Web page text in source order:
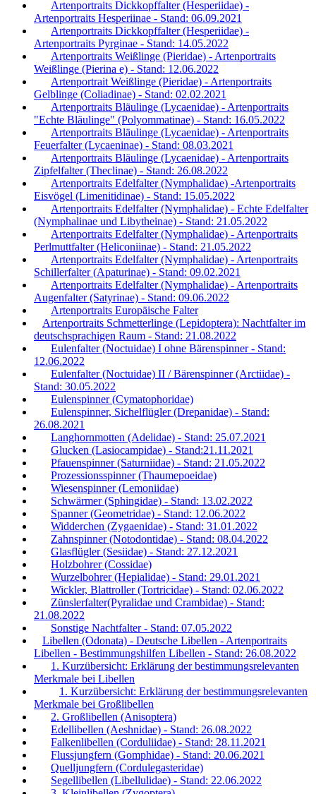
Artenportraits Dickkopffalter (Hesperiidae) -
Artenportraits Hesperiinae - Stand: 06.09.2021
Artenportraits Dickkopffalter (Hesperiidae) -
Artenportraits Pyrginae - Stand: 14.05.2022
Artenportraits Weißlinge (Pieridae) - Artenportraits
Weißlinge (Pierina e) - Stand: 12.06.2022
Artenportrait Weißlinge (Pieridae) - Artenportraits
Gelblinge (Coliadinae) - Stand: 02.02.2021
Artenportraits Bläulinge (Lycaenidae) - Artenportraits
"Echte Bläulinge" (Polyommatinae) - Stand: 16.05.2022
Artenportraits Bläulinge (Lycaenidae) - Artenportraits
Feuerfalter (Lycaeninae) - Stand: 08.03.2021
Artenportraits Bläulinge (Lycaenidae) - Artenportraits
Zipfelfalter (Theclinae) - Stand: 26.08.2022
Artenportraits Edelfalter (Nymphalidae) -Artenportraits
Eisvögel (Limenitidinae) - Stand: 15.05.2022
Artenportraits Edelfalter (Nymphalidae) - Echte Edelfalter
(Nymphalinae und Libytheinae) - Stand: 21.05.2022
Artenportraits Edelfalter (Nymphalidae) - Artenportraits
Perlmuttfalter (Heliconiinae) - Stand: 21.05.2022
Artenportraits Edelfalter (Nymphalidae) - Artenportraits
Schillerfalter (Apaturinae) - Stand: 09.02.2021
Artenportraits Edelfalter (Nymphalidae) - Artenportraits
Augenfalter (Satyrinae) - Stand: 09.06.2022
Artenportraits Europäische Falter
Artenportraits Schmetterlinge (Lepidoptera): Nachtfalter im
deutschsprachigen Raum - Stand: 21.08.2022
Eulenfalter (Noctuidae) I ohne Bärenspinner - Stand:
12.06.2022
Eulenfalter (Noctuidae) II / Bärenspinner (Arctiidae) -
Stand: 30.05.2022
Eulenspinner (Cymatophoridae)
Eulenspinner, Sichelflügler (Drepanidae) - Stand:
26.08.2021
Langhornmotten (Adelidae) - Stand: 25.07.2021
Glucken (Lasiocampidae) - Stand:21.11.2021
Pfauenspinner (Saturniidae) - Stand: 21.05.2022
Prozessionsspinner (Thaumepoeidae)
Wiesenspinner (Lemoniidae)
Schwärmer (Sphingidae) - Stand: 13.02.2022
Spanner (Geometridae) - Stand: 12.06.2022
Widderchen (Zygaenidae) - Stand: 31.01.2022
Zahnspinner (Notodontidae) - Stand: 08.04.2022
Glasflügler (Sesiidae) - Stand: 27.12.2021
Holzbohrer (Cossidae)
Wurzelbohrer (Hepialidae) - Stand: 29.01.2021
Wickler, Blattroller (Tortricidae) - Stand: 02.06.2022
Zünslerfalter(Pyralidae und Crambidae) - Stand:
21.08.2022
Sonstige Nachtfalter - Stand: 07.05.2022
Libellen (Odonata) - Deutsche Libellen - Artenportraits
Libellen - Bestimmungshilfen Libellen - Stand: 26.08.2022
1. Kurzübersicht: Erklärung der bestimmungsrelevanten
Merkmale bei Libellen
1. Kurzübersicht: Erklärung der bestimmungsrelevanten
Merkmale bei Großlibellen
2. Großlibellen (Anisoptera)
Edellibellen (Aeshnidae) - Stand: 26.08.2022
Falkenlibellen (Corduliidae) - Stand: 28.11.2021
Flussjungfern (Gomphidae) - Stand: 20.06.2021
Quelljungfern (Cordulegasteridae)
Segellibellen (Libellulidae) - Stand: 22.06.2022